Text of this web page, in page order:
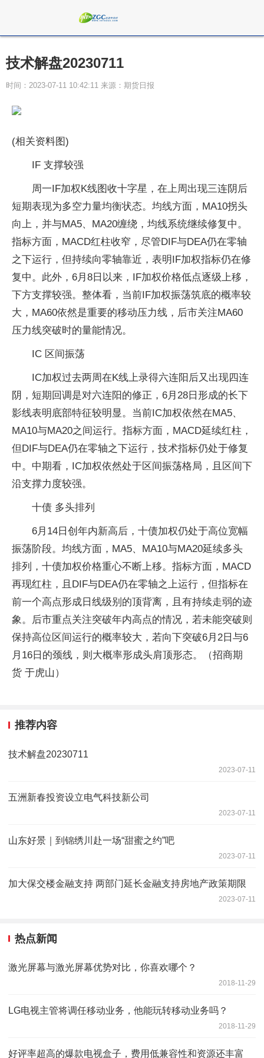
技术解盘20230711
时间：2023-07-11 10:42:11 来源：期货日报
(相关资料图)
IF 支撑较强
周一IF加权K线图收十字星，在上周出现三连阴后
短期表现为多空力量均衡状态。均线方面，MA10拐头
向上，并与MA5、MA20缠绕，均线系统继续修复中。
指标方面，MACD红柱收窄，尽管DIF与DEA仍在零轴
之下运行，但持续向零轴靠近，表明IF加权指标仍在修
复中。此外，6月8日以来，IF加权价格低点逐级上移，
下方支撑较强。整体看，当前IF加权振荡筑底的概率较
大，MA60依然是重要的移动压力线，后市关注MA60
压力线突破时的量能情况。
IC 区间振荡
IC加权过去两周在K线上录得六连阳后又出现四连
阴，短期回调是对六连阳的修正，6月28日形成的长下
影线表明底部特征较明显。当前IC加权依然在MA5、
MA10与MA20之间运行。指标方面，MACD延续红柱，
但DIF与DEA仍在零轴之下运行，技术指标仍处于修复
中。中期看，IC加权依然处于区间振荡格局，且区间下
沿支撑力度较强。
十债 多头排列
6月14日创年内新高后，十债加权仍处于高位宽幅
振荡阶段。均线方面，MA5、MA10与MA20延续多头
排列，十债加权价格重心不断上移。指标方面，MACD
再现红柱，且DIF与DEA仍在零轴之上运行，但指标在
前一个高点形成日线级别的顶背离，且有持续走弱的迹
象。后市重点关注突破年内高点的情况，若未能突破则
保持高位区间运行的概率较大，若向下突破6月2日与6
月16日的颈线，则大概率形成头肩顶形态。（招商期
货 于虎山）
推荐内容
技术解盘20230711
2023-07-11
五洲新春投资设立电气科技新公司
2023-07-11
山东好景｜到锦绣川赴一场“甜蜜之约”吧
2023-07-11
加大保交楼金融支持 两部门延长金融支持房地产政策期限
2023-07-11
热点新闻
激光屏幕与激光屏幕优势对比，你喜欢哪个？
2018-11-29
LG电视主管将调任移动业务，他能玩转移动业务吗？
2018-11-29
好评率超高的爆款电视盒子，费用低兼容性和资源还丰富